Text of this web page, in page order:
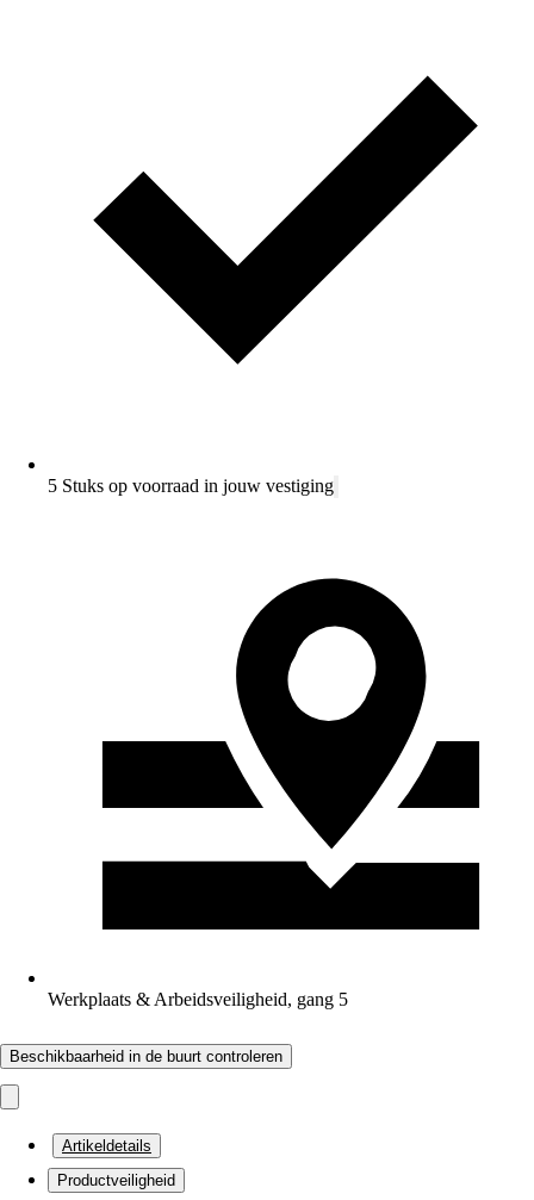
5 Stuks op voorraad in jouw vestiging
Werkplaats & Arbeidsveiligheid, gang 5
Beschikbaarheid in de buurt controleren
Artikeldetails
Productveiligheid